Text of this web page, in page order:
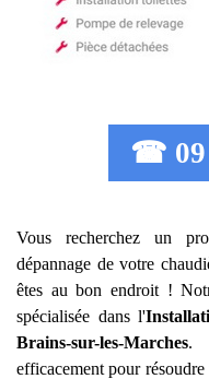
☎ 09
Vous recherchez un
dépannage de votre
êtes au bon endroit !
spécialisée dans l'
Brains-sur-les-Marches.
efficacement pour